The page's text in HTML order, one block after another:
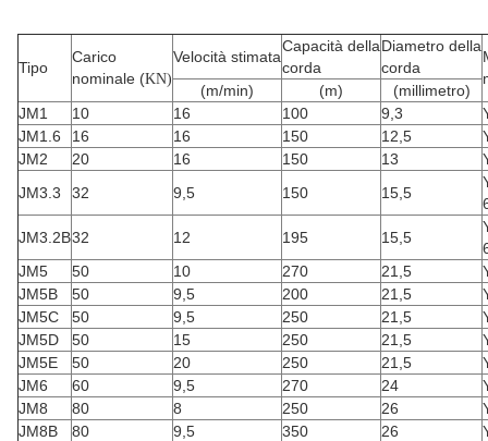
Tipo
Carico
nominale (KN)
Velocità stimata
Capacità della
corda
Diametro della
corda
(m/min) (m)
(millimetro)
JM1
10 16 100 9,3
JM1.6
16 16 150 12,5
JM2
20 16 150 13
JM3.3
32 9,5 150 15,5
JM3.2B32 12 195 15,5
JM5
50 10 270 21,5
JM5B
50 9,5 200 21,5
JM5C
50 9,5 250 21,5
JM5D
50 15 250 21,5
JM5E
50 20 250 21,5
JM6
60 9,5 270 24
JM8
80 8 250 26
JM8B
80 9,5 350 26